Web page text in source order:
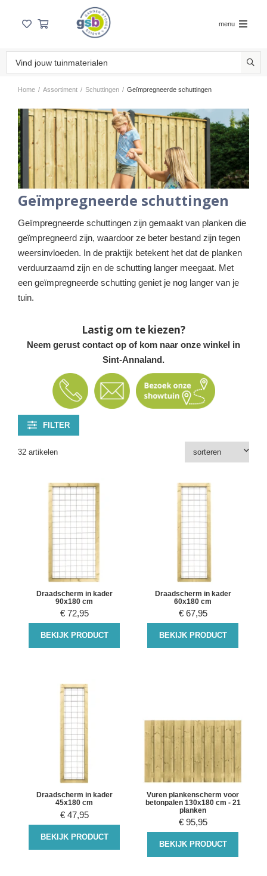
menu
Home / Assortiment / Schuttingen / Geïmpregneerde schuttingen
Geïmpregneerde schuttingen
Geïmpregneerde schuttingen zijn gemaakt van planken die
geïmpregneerd zijn, waardoor ze beter bestand zijn tegen
weersinvloeden. In de praktijk betekent het dat de planken
verduurzaamd zijn en de schutting langer meegaat. Met
een geïmpregneerde schutting geniet je nog langer van je
tuin.
Lastig om te kiezen?
Neem gerust contact op of kom naar onze winkel in
Sint-Annaland.
FILTER
32 artikelen
Draadscherm in kader
90x180 cm
€ 72,95
BEKIJK PRODUCT
Draadscherm in kader
60x180 cm
€ 67,95
BEKIJK PRODUCT
Draadscherm in kader
45x180 cm
€ 47,95
BEKIJK PRODUCT
Vuren plankenscherm voor
betonpalen 130x180 cm - 21
planken
€ 95,95
BEKIJK PRODUCT